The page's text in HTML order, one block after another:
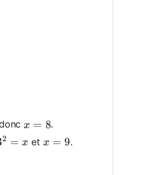
x = 8
x = 8.
= x
2 = x et x = 9
x = 9.